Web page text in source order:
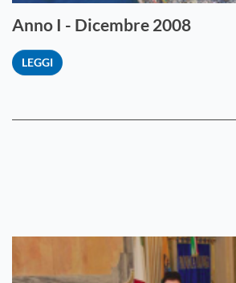
Anno I - Dicembre 2008
LEGGI